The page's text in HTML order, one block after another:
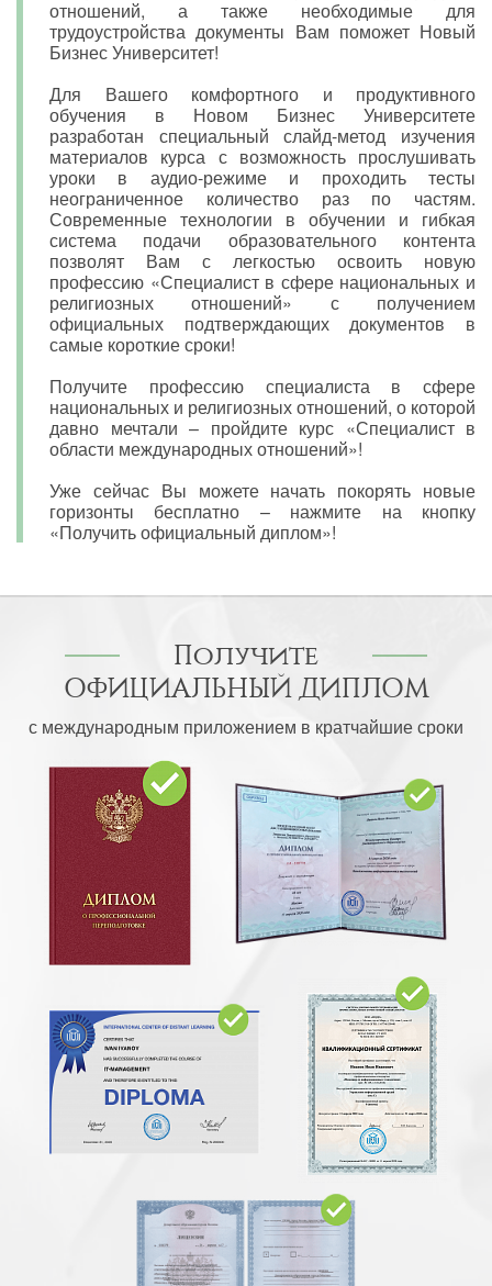
отношений, а также необходимые для
трудоустройства документы Вам поможет Новый
Бизнес Университет!
Для Вашего комфортного и продуктивного
обучения в Новом Бизнес Университете
разработан специальный слайд-метод изучения
материалов курса с возможность прослушивать
уроки в аудио-режиме и проходить тесты
неограниченное количество раз по частям.
Современные технологии в обучении и гибкая
система подачи образовательного контента
позволят Вам с легкостью освоить новую
профессию «Специалист в сфере национальных и
религиозных отношений» с получением
официальных подтверждающих документов в
самые короткие сроки!
Получите профессию специалиста в сфере
национальных и религиозных отношений, о которой
давно мечтали – пройдите курс «Специалист в
области международных отношений»!
Уже сейчас Вы можете начать покорять новые
горизонты бесплатно – нажмите на кнопку
«Получить официальный диплом»!
Получите
ОФИЦИАЛЬНЫЙ ДИПЛОМ
с международным приложением в кратчайшие сроки